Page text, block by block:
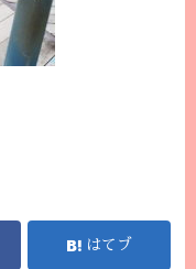
はてブ